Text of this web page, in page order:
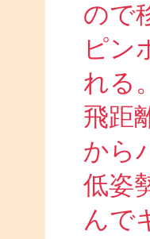
ので
ピン
れる
飛距
から
低姿
んで